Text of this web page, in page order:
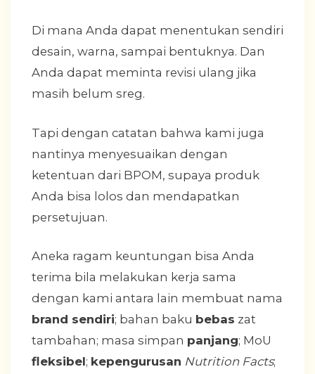
Di mana Anda dapat menentukan sendiri
desain, warna, sampai bentuknya. Dan
Anda dapat meminta revisi ulang jika
masih belum sreg.
Tapi dengan catatan bahwa kami juga
nantinya menyesuaikan dengan
ketentuan dari BPOM, supaya produk
Anda bisa lolos dan mendapatkan
persetujuan.
Aneka ragam keuntungan bisa Anda
terima bila melakukan kerja sama
dengan kami antara lain membuat nama
brand sendiri; bahan baku bebas zat
tambahan; masa simpan panjang; MoU
fleksibel; kepengurusan Nutrition Facts;